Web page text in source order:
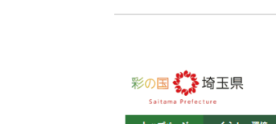
エコキュート交換の窓口
エコキュート交換の窓